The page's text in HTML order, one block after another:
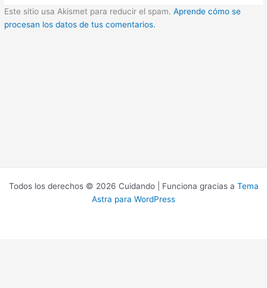
Este sitio usa Akismet para reducir el spam.Aprende cómo se
procesan los datos de tus comentarios.
Todos los derechos © 2026 Cuidando | Funciona gracias a Tema
Astra para WordPress